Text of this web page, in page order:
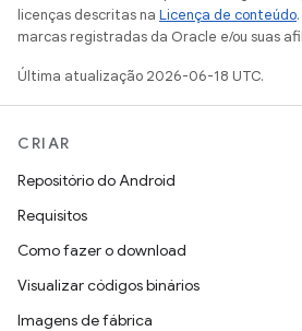
licenças descritas na Licença de conteúdo
marcas registradas da Oracle e/ou suas
Última atualização 2026-06-18 UTC.
CRIAR
Repositório do Android
Requisitos
Como fazer o download
Visualizar códigos binários
Imagens de fábrica